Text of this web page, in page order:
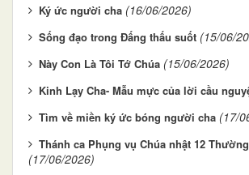
Ký ức người cha (16/06/2026)
Sống đạo trong Đấng thấu suốt (15/06/
Này Con Là Tôi Tớ Chúa (15/06/2026)
Kinh Lạy Cha- Mẫu mực của lời cầu
Tìm về miền ký ức bóng người cha (17/
Thánh ca Phụng vụ Chúa nhật 12
(17/06/2026)